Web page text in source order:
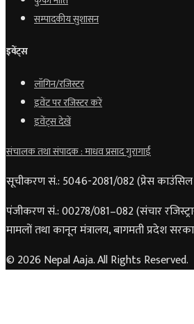
सम्पादकीय सुशासन
इवेंट्स
लॉगिन/रजिस्टर
इवेंट पर रजिस्टर करें
इवेंट्स देखें
संचालक तथा संपादक : माधव प्रसाद गुरागाईं
सूचीकरण सं.: 5046-2081/082 (प्रेस
पंजीकरण सं.: 00278/081–082 (संचार
मामलों तथा कानून मंत्रालय, बागमती प्रदेश
© 2026 Nepal Aaja. All Rights Reserved.